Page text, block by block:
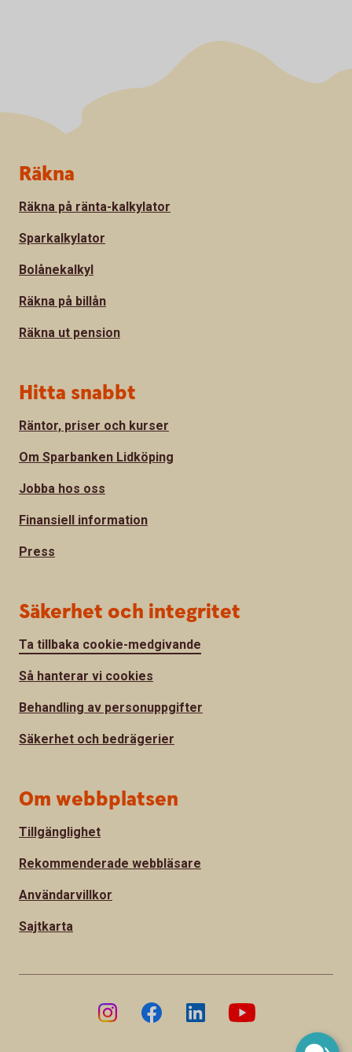
Sidfot
Räkna
Räkna på ränta-kalkylator
Sparkalkylator
Bolånekalkyl
Räkna på billån
Räkna ut pension
Hitta snabbt
Räntor, priser och kurser
Om Sparbanken Lidköping
Jobba hos oss
Finansiell information
Press
Säkerhet och integritet
Ta tillbaka cookie-medgivande
Så hanterar vi cookies
Behandling av personuppgifter
Säkerhet och bedrägerier
Om webbplatsen
Tillgänglighet
Rekommenderade webbläsare
Användarvillkor
Sajtkarta